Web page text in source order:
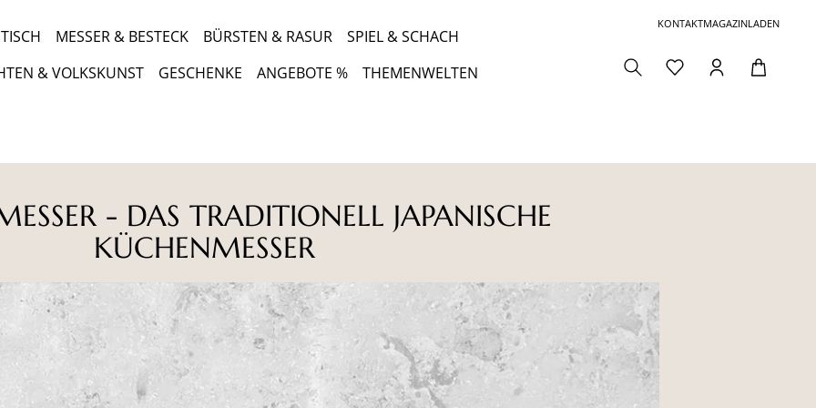
KONTAKTMAGAZINLADEN
MESSER & BESTECK BÜRSTEN & RASUR
SPIEL & SCHACH
& VOLKSKUNST
GESCHENKE ANGEBOTE % THEMENWELTEN
- DAS TRADITIONELL JAPANISCHE
KÜCHENMESSER